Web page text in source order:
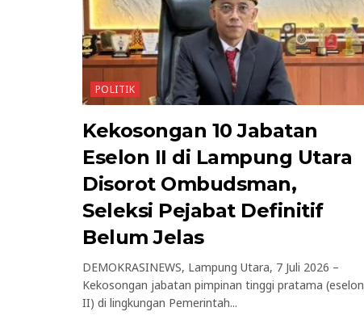
POLITIK
Kekosongan 10 Jabatan
Eselon II di Lampung Utara
Disorot Ombudsman,
Seleksi Pejabat Definitif
Belum Jelas
DEMOKRASINEWS, Lampung Utara, 7 Juli 2026 –
Kekosongan jabatan pimpinan tinggi pratama (eselon
II) di lingkungan Pemerintah...